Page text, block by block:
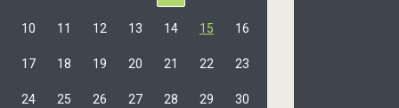
10 11 12 13 14 15 16
17 18 19 20 21 22 23
24 25 26 27 28 29 30